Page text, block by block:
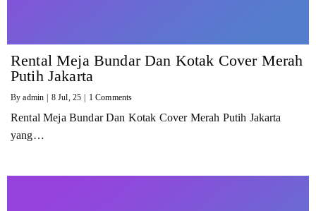
Rental Meja Bundar Dan Kotak Cover Merah
Putih Jakarta
Byadmin | 8 Jul, 25 | 1 Comments
Rental Meja Bundar Dan Kotak Cover Merah Putih Jakarta
yang…